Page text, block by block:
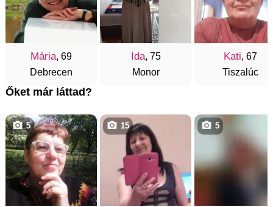
Mária, 69
Debrecen
Ida, 75
Monor
Kati, 67
Tiszalúc
Őket már láttad?
5 15 5